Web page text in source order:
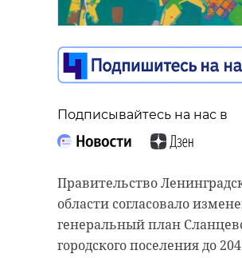
Подписывайтесь на нас в
Правительство
области согласовало
генеральный план
городского поселения до